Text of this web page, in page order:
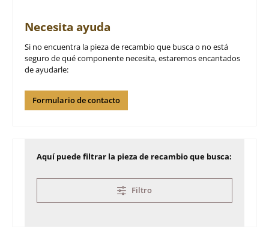
Necesita ayuda
Si no encuentra la pieza de recambio que busca o no está
seguro de qué componente necesita, estaremos encantados
de ayudarle:
Formulario de contacto
Aquí puede filtrar la pieza de recambio que busca:
Filtro